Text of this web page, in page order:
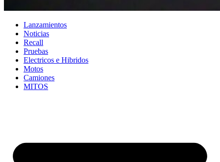
Lanzamientos
Noticias
Recall
Pruebas
Electricos e Hibridos
Motos
Camiones
MITOS